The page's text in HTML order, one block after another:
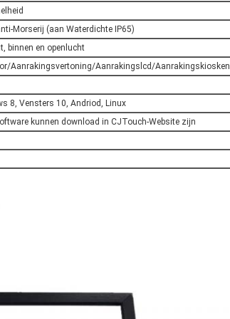
Morserij (aan Waterdichte IP65)
binnen en openlucht
Aanrakingsvertoning/Aanrakingslcd/Aanrakingskiosken
8, Vensters 10, Andriod, Linux
kunnen download in CJTouch-Website zijn